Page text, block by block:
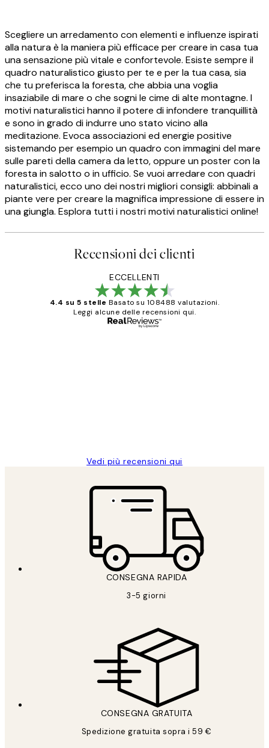
Scegliere un arredamento con elementi e influenze ispirati
alla natura è la maniera più efficace per creare in casa tua
una sensazione più vitale e confortevole. Esiste sempre il
quadro naturalistico giusto per te e per la tua casa, sia
che tu preferisca la foresta, che abbia una voglia
insaziabile di mare o che sogni le cime di alte montagne. I
motivi naturalistici hanno il potere di infondere tranquillità
e sono in grado di indurre uno stato vicino alla
meditazione. Evoca associazioni ed energie positive
sistemando per esempio un quadro con immagini del mare
sulle pareti della camera da letto, oppure un poster con la
foresta in salotto o in ufficio. Se vuoi arredare con quadri
naturalistici, ecco uno dei nostri migliori consigli: abbinali a
piante vere per creare la magnifica impressione di essere in
una giungla. Esplora tutti i nostri motivi naturalistici online!
Recensioni dei clienti
ECCELLENTI
4.4 su 5 stelle Basato su 108488 valutazioni.
Leggi alcune delle recensioni qui.
Vedi più recensioni qui
CONSEGNA RAPIDA
3-5 giorni
CONSEGNA GRATUITA
Spedizione gratuita sopra i 59 €